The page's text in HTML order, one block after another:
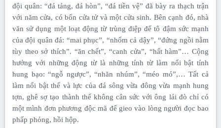
đội quân: “đá tảng, đá hòn”, “đá tiền vệ” đã bày ra thạch trận
với năm cửa, có bốn cửa tử và một cửa sinh. Bên cạnh đó, nhà
văn sử dụng một loạt động từ trùng điệp để tô đậm sức mạnh
của đội quân đá: “mai phục”, “nhổm cả dậy”, “đứng ngồi nằm
tùy theo sở thích”. “ăn chết”, “canh cửa”, “hất hàm”… Cộng
hưởng với những động từ là những tính từ làm nổi bật tính
hung bạo: “ngỗ ngược”, “nhăn nhúm”, “méo mó”,… Tất cả
làm nổi bật thế và lực của đá sông vừa đông vừa mạnh hung
tợn, ghê sợ tạo thành thế không cân sức với ông lái đò chỉ có
một mình đơn phương độc mã để gieo vào lòng người đọc bao
phấp phỏng, hồi hộp.